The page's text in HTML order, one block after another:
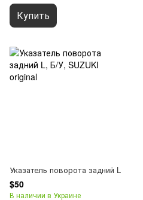
Купить
Указатель поворота задний L
$50
В наличии в Украине